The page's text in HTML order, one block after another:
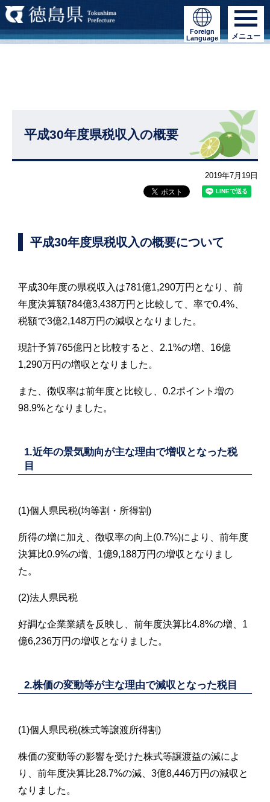
Foreign
Language
メニュー
平成30年度県税収入の概要
2019年7月19日
平成30年度県税収入の概要について
平成30年度の県税収入は781億1,290万円となり、前
年度決算額784億3,438万円と比較して、率で0.4%、
税額で3億2,148万円の減収となりました。
現計予算765億円と比較すると、2.1%の増、16億
1,290万円の増収となりました。
また、徴収率は前年度と比較し、0.2ポイント増の
98.9%となりました。
1.近年の景気動向が主な理由で増収となった税
目
(1)個人県民税(均等割・所得割)
所得の増に加え、徴収率の向上(0.7%)により、前年度
決算比0.9%の増、1億9,188万円の増収となりまし
た。
(2)法人県民税
好調な企業業績を反映し、前年度決算比4.8%の増、1
億6,236万円の増収となりました。
2.株価の変動等が主な理由で減収となった税目
(1)個人県民税(株式等譲渡所得割)
株価の変動等の影響を受けた株式等譲渡益の減によ
り、前年度決算比28.7%の減、3億8,446万円の減収と
なりました。